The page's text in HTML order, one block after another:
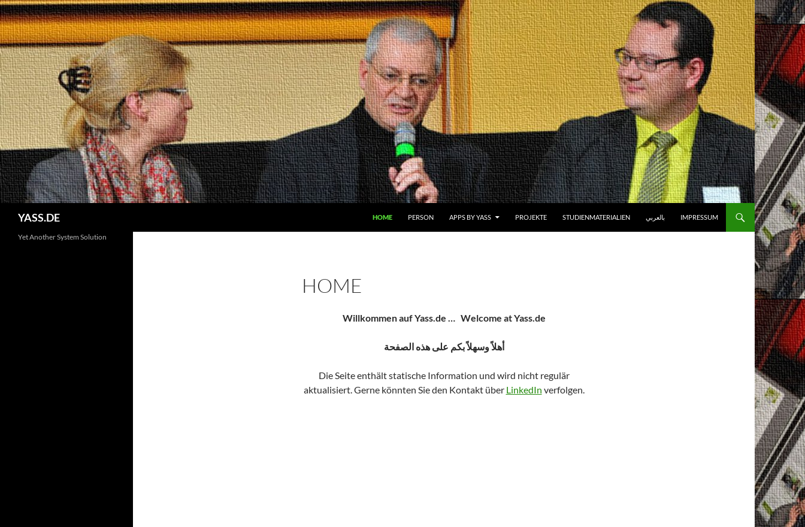
YASS.DE
HOME
PERSON APPS BY YASS PROJEKTE STUDIENMATERIALIEN بالعربي IMPRESSUM
HOME
Willkommen auf Yass.de … Welcome at Yass.de
أهلاً وسهلاً بكم على هذه الصفحة
Die Seite enthält statische Information und wird nicht regulär
aktualisiert. Gerne könnten Sie den Kontakt über LinkedIn verfolgen.
Yet Another System Solution